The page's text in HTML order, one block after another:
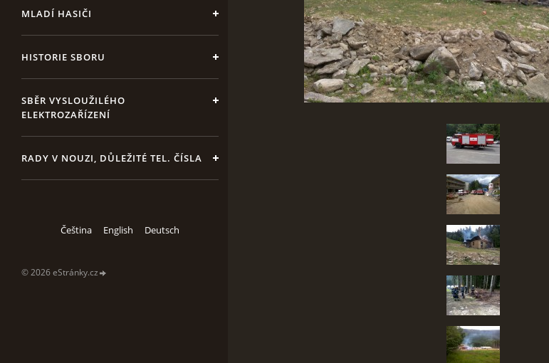
MLADÍ HASIČI
HISTORIE SBORU
SBĚR VYSLOUŽILÉHO
ELEKTROZAŘÍZENÍ
RADY V NOUZI, DŮLEŽITÉ TEL. ČÍSLA
Čeština English Deutsch
© 2026 eStránky.cz